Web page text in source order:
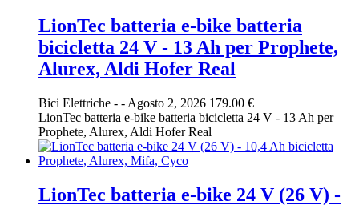
LionTec batteria e-bike batteria
bicicletta 24 V - 13 Ah per Prophete,
Alurex, Aldi Hofer Real
Bici Elettriche - - Agosto 2, 2026 179.00 €
LionTec batteria e-bike batteria bicicletta 24 V - 13 Ah per
Prophete, Alurex, Aldi Hofer Real
LionTec batteria e-bike 24 V (26 V) -